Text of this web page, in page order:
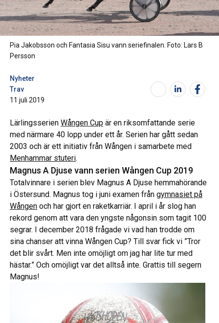
Pia Jakobsson och Fantasia Sisu vann seriefinalen. Foto: Lars B
Persson
Nyheter
Trav
11 juli 2019
Lärlingsserien Wången Cup är en riksomfattande serie
med närmare 40 lopp under ett år. Serien har gått sedan
2003 och är ett initiativ från Wången i samarbete med
Menhammar stuteri.
Magnus A Djuse vann serien Wången Cup 2019
Totalvinnare i serien blev Magnus A Djuse hemmahörande
i Östersund. Magnus tog i juni examen från gymnasiet på
Wången och har gjort en raketkarriär. I april i år slog han
rekord genom att vara den yngste någonsin som tagit 100
segrar. I december 2018 frågade vi vad han trodde om
sina chanser att vinna Wången Cup? Till svar fick vi ”Tror
det blir svårt. Men inte omöjligt om jag har lite tur med
hästar.” Och omöjligt var det alltså inte. Grattis till segern
Magnus!